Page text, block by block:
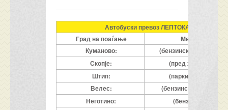
Автобуски превоз ЛЕПТОКАРИЈА,
Град на поаѓање
Mесто на
Куманово:
(бензинска
Скопје:
(пред хотел
Штип:
(паркинг пред
Велес:
(бензинска, мотел
Неготино:
(бензинска,